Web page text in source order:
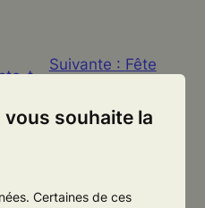
t-
?
Suivante : Fête
d’existence ♥
vous souhaite la
Certaines de ces